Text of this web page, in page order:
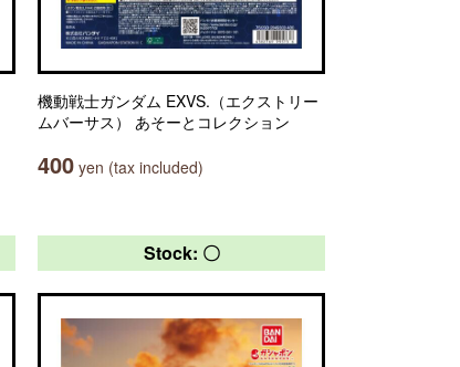
機動戦士ガンダム EXVS.（エクストリー
ムバーサス） あそーとコレクション
400 yen (tax included)
Stock: 〇